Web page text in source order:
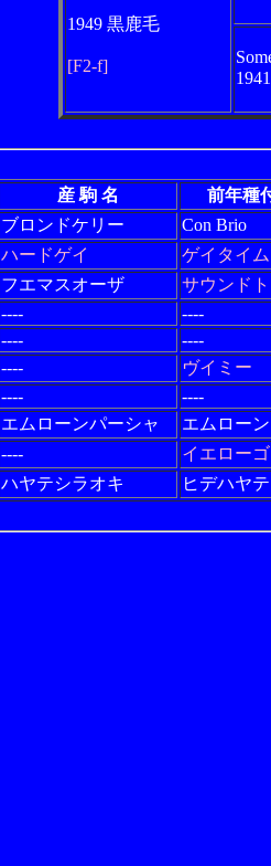
1949 黒鹿毛
[F2-f]
産 駒 名
前年種
ブロンドケリー
Con Brio
ハードゲイ
ゲイタイム
フエマスオーザ
サウンド
----
----
----
----
----
ヴイミー
----
----
エムローンパーシャ
エムローン
----
イエロー
ハヤテシラオキ ヒデハヤテ